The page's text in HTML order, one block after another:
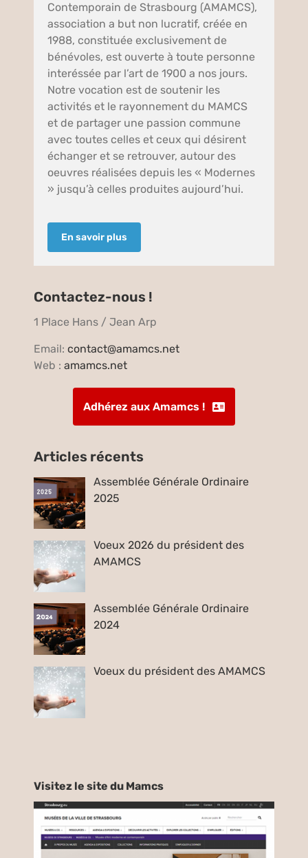
Contemporain de Strasbourg (AMAMCS),
association a but non lucratif, créée en
1988, constituée exclusivement de
bénévoles, est ouverte à toute personne
interéssée par l’art de 1900 a nos jours.
Notre vocation est de soutenir les
activités et le rayonnement du MAMCS
et de partager une passion commune
avec toutes celles et ceux qui désirent
échanger et se retrouver, autour des
oeuvres réalisées depuis les « Modernes
» jusqu’à celles produites aujourd’hui.
En savoir plus
Contactez-nous !
1 Place Hans / Jean Arp
Email:contact@amamcs.net
Web :amamcs.net
Adhérez aux Amamcs !
Articles récents
Assemblée Générale Ordinaire
2025
Voeux 2026 du président des
AMAMCS
Assemblée Générale Ordinaire
2024
Voeux du président des AMAMCS
Visitez le site du Mamcs